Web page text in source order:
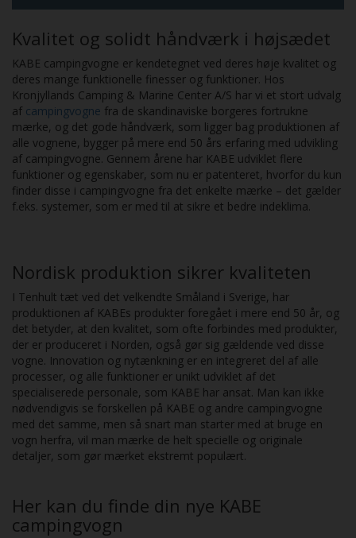
Kvalitet og solidt håndværk i højsædet
KABE campingvogne er kendetegnet ved deres høje kvalitet og
deres mange funktionelle finesser og funktioner. Hos
Kronjyllands Camping & Marine Center A/S har vi et stort udvalg
af campingvogne fra de skandinaviske borgeres fortrukne
mærke, og det gode håndværk, som ligger bag produktionen af
alle vognene, bygger på mere end 50 års erfaring med udvikling
af campingvogne. Gennem årene har KABE udviklet flere
funktioner og egenskaber, som nu er patenteret, hvorfor du kun
finder disse i campingvogne fra det enkelte mærke – det gælder
f.eks. systemer, som er med til at sikre et bedre indeklima.
Nordisk produktion sikrer kvaliteten
I Tenhult tæt ved det velkendte Småland i Sverige, har
produktionen af KABEs produkter foregået i mere end 50 år, og
det betyder, at den kvalitet, som ofte forbindes med produkter,
der er produceret i Norden, også gør sig gældende ved disse
vogne. Innovation og nytænkning er en integreret del af alle
processer, og alle funktioner er unikt udviklet af det
specialiserede personale, som KABE har ansat. Man kan ikke
nødvendigvis se forskellen på KABE og andre campingvogne
med det samme, men så snart man starter med at bruge en
vogn herfra, vil man mærke de helt specielle og originale
detaljer, som gør mærket ekstremt populært.
Her kan du finde din nye KABE
campingvogn